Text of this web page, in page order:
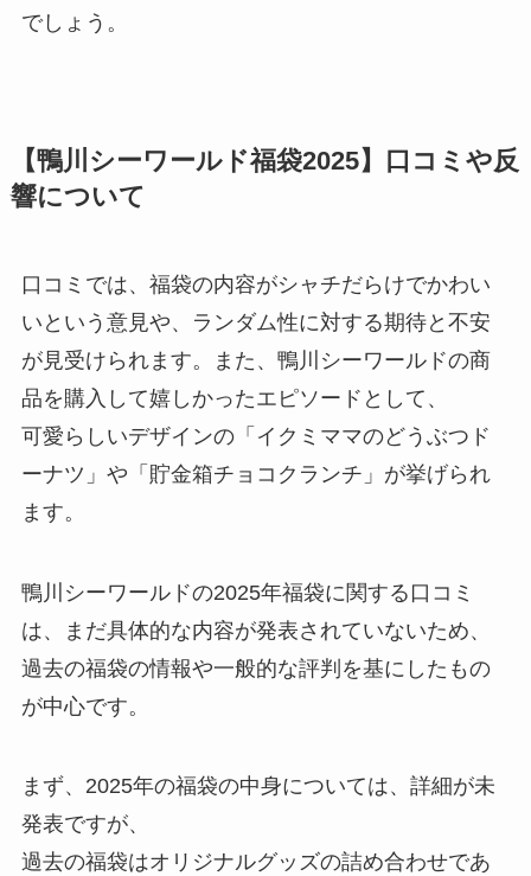
でしょう。
【鴨川シーワールド福袋2025】口コミや反
響について
口コミでは、福袋の内容がシャチだらけでかわい
いという意見や、ランダム性に対する期待と不安
が見受けられます。また、鴨川シーワールドの商
品を購入して嬉しかったエピソードとして、
可愛らしいデザインの「イクミママのどうぶつド
ーナツ」や「貯金箱チョコクランチ」が挙げられ
ます。
鴨川シーワールドの2025年福袋に関する口コミ
は、まだ具体的な内容が発表されていないため、
過去の福袋の情報や一般的な評判を基にしたもの
が中心です。
まず、2025年の福袋の中身については、詳細が未
発表ですが、
過去の福袋はオリジナルグッズの詰め合わせであ